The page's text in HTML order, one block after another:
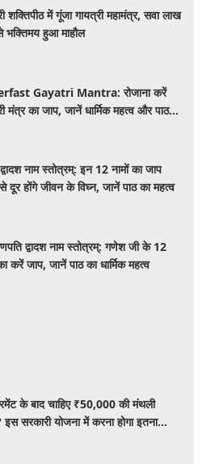
शक्तिपीठ में गूंजा गायत्री महामंत्र, सवा लाख
भक्तिमय हुआ माहौल
Gayatri Mantra: रोजाना करें
मंत्र का जाप, जानें धार्मिक महत्व और पाठ
नाम स्तोत्रम्: इन 12 नामों का जाप
दूर होंगे जीवन के विघ्न, जानें पाठ का महत्व
द्वादश नाम स्तोत्रम्: गणेश जी के 12
करें जाप, जानें पाठ का धार्मिक महत्व
के बाद चाहिए ₹50,000 की मंथली
सरकारी योजना में करना होगा इतना